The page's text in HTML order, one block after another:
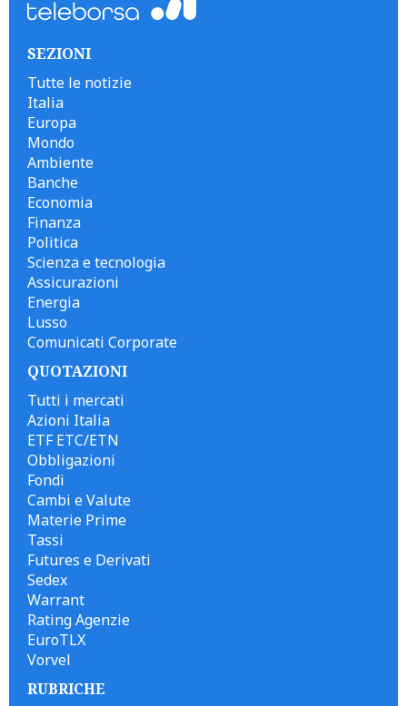
SEZIONI
Tutte le notizie
Italia
Europa
Mondo
Ambiente
Banche
Economia
Finanza
Politica
Scienza e tecnologia
Assicurazioni
Energia
Lusso
Comunicati Corporate
QUOTAZIONI
Tutti i mercati
Azioni Italia
ETF ETC/ETN
Obbligazioni
Fondi
Cambi e Valute
Materie Prime
Tassi
Futures e Derivati
Sedex
Warrant
Rating Agenzie
EuroTLX
Vorvel
RUBRICHE